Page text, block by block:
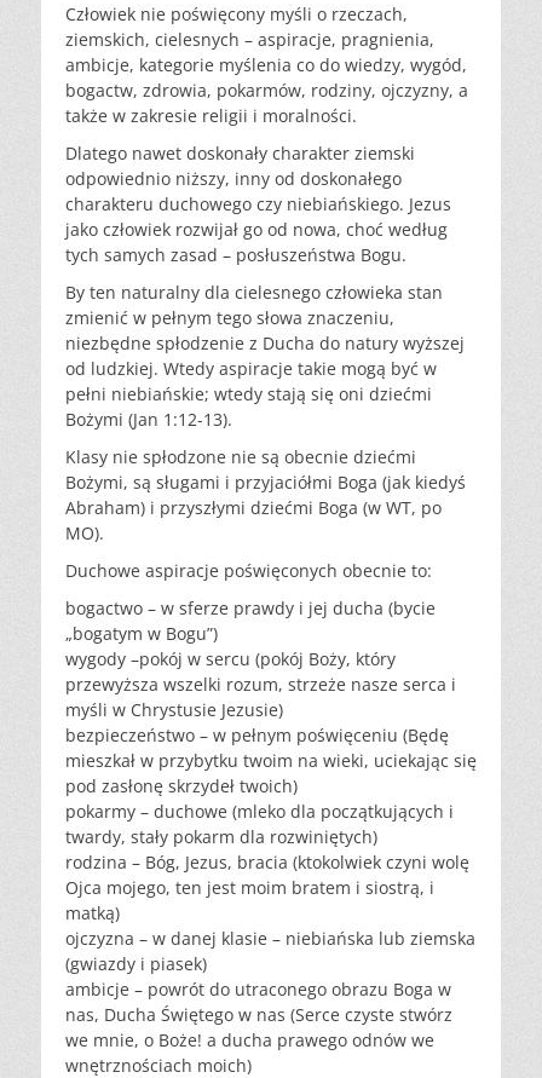
Człowiek nie poświęcony myśli o rzeczach,
ziemskich, cielesnych – aspiracje, pragnienia,
ambicje, kategorie myślenia co do wiedzy, wygód,
bogactw, zdrowia, pokarmów, rodziny, ojczyzny, a
także w zakresie religii i moralności.
Dlatego nawet doskonały charakter ziemski
odpowiednio niższy, inny od doskonałego
charakteru duchowego czy niebiańskiego. Jezus
jako człowiek rozwijał go od nowa, choć według
tych samych zasad – posłuszeństwa Bogu.
By ten naturalny dla cielesnego człowieka stan
zmienić w pełnym tego słowa znaczeniu,
niezbędne spłodzenie z Ducha do natury wyższej
od ludzkiej. Wtedy aspiracje takie mogą być w
pełni niebiańskie; wtedy stają się oni dziećmi
Bożymi (Jan 1:12-13).
Klasy nie spłodzone nie są obecnie dziećmi
Bożymi, są sługami i przyjaciółmi Boga (jak kiedyś
Abraham) i przyszłymi dziećmi Boga (w WT, po
MO).
Duchowe aspiracje poświęconych obecnie to:
bogactwo – w sferze prawdy i jej ducha (bycie
„bogatym w Bogu”)
wygody –pokój w sercu (pokój Boży, który
przewyższa wszelki rozum, strzeże nasze serca i
myśli w Chrystusie Jezusie)
bezpieczeństwo – w pełnym poświęceniu (Będę
mieszkał w przybytku twoim na wieki, uciekając się
pod zasłonę skrzydeł twoich)
pokarmy – duchowe (mleko dla początkujących i
twardy, stały pokarm dla rozwiniętych)
rodzina – Bóg, Jezus, bracia (ktokolwiek czyni wolę
Ojca mojego, ten jest moim bratem i siostrą, i
matką)
ojczyzna – w danej klasie – niebiańska lub ziemska
(gwiazdy i piasek)
ambicje – powrót do utraconego obrazu Boga w
nas, Ducha Świętego w nas (Serce czyste stwórz
we mnie, o Boże! a ducha prawego odnów we
wnętrznościach moich)